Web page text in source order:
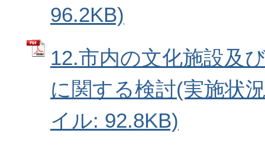
96.2KB)
12.市内の文化施設及
に関する検討(実施状
イル: 92.8KB)